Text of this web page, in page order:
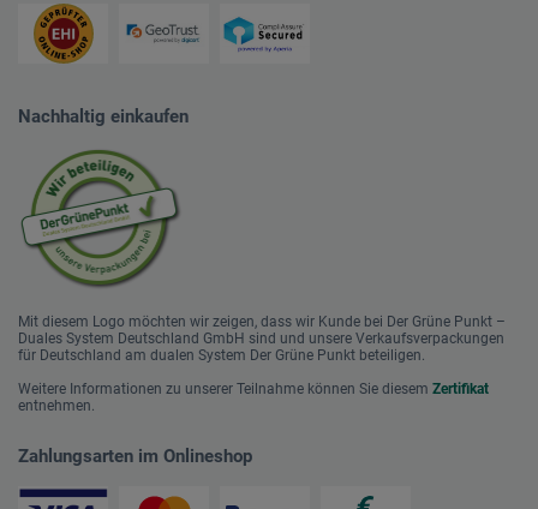
Nachhaltig einkaufen
Mit diesem Logo möchten wir zeigen, dass wir Kunde bei Der Grüne Punkt –
Duales System Deutschland GmbH sind und unsere Verkaufsverpackungen
für Deutschland am dualen System Der Grüne Punkt beteiligen.
Weitere Informationen zu unserer Teilnahme können Sie diesem Zertifikat
entnehmen.
Zahlungsarten im Onlineshop